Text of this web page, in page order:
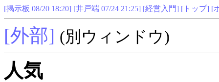
[掲示板 08/20 18:20] [井戸端 07/24 21:25] [経営入門] [トップ] [
[外部] (別ウィンドウ)
人気